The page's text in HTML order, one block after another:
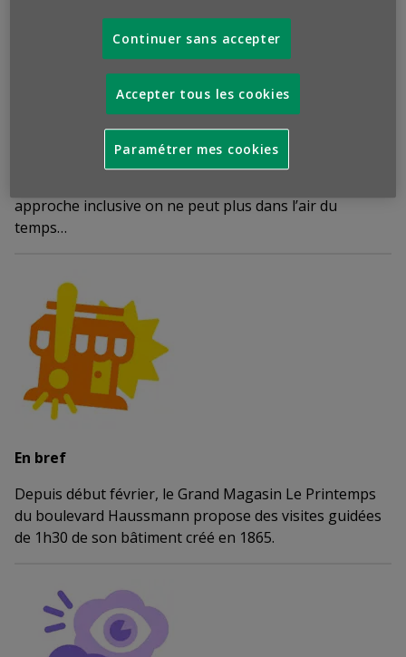
manière de faire naître chez eux des souvenirs
personnels qui construiront leur relation avec elles
et ne manqueront pas d’être relayés sur les
réseaux sociaux.Après le temps des story-telling, tous
un peu semblables car fondés sur la rareté, le savoir-
faire et l’excellence, voici venir celui du story-making
où le client, par sa participation à un événement,
approche inclusive on ne peut plus dans l’air du
temps…
En bref
Depuis début février, le Grand Magasin Le Printemps
du boulevard Haussmann propose des visites guidées
de 1h30 de son bâtiment créé en 1865.
Continuer sans accepter
Accepter tous les cookies
Paramétrer mes cookies